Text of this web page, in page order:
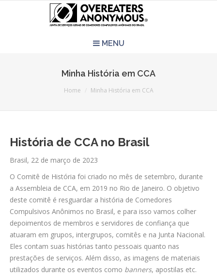
MENU
CCA É PRA VOCÊ?
LITERATURA
EVENTOS
PERGUNTAS E RESPOSTAS
CONTATO
CONTRIBUIÇÕES
Minha História em CCA
Home Minha História em CCA
História de CCA no Brasil
Brasil, 22 de março de 2023
O Comitê de História foi criado no mês de setembro, durante
a Assembleia de CCA, em 2019 no Rio de Janeiro. O objetivo
deste comitê é resguardar a história de Comedores
Compulsivos Anônimos no Brasil, e para isso vamos colher
depoimentos de membros e servidores de confiança que
atuaram em grupos, intergrupos, comitês e na Junta Nacional.
Eles contam suas histórias tanto pessoais quanto nas
prestações de serviços. Além disso, as imagens de materiais
utilizados durante os eventos como banners, apostilas etc.